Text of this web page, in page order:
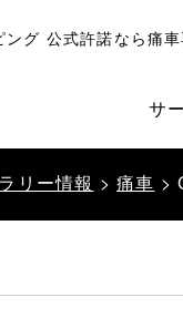
グ 公式許諾なら痛
サ
リー情報 >痛車 >